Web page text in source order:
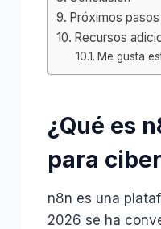
Próximos pasos
Recursos
Me gusta
¿Qué es
para
n8n es una
2026 se ha